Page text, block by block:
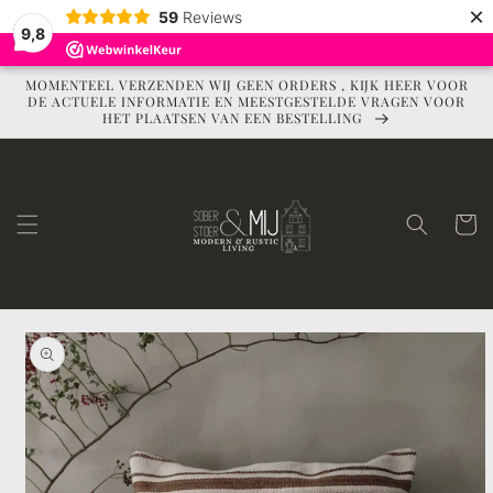
9,8
59 Reviews ×
Meteen
naar de
content
MOMENTEEL VERZENDEN WIJ GEEN ORDERS , KIJK HEER VOOR
DE ACTUELE INFORMATIE EN MEESTGESTELDE VRAGEN VOOR
HET PLAATSEN VAN EEN BESTELLING
Ga direct naar
productinformatie